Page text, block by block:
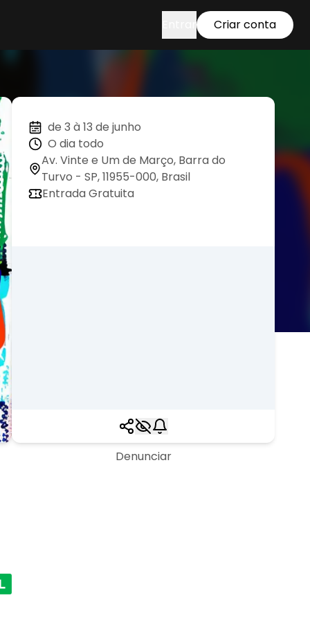
Criar conta
de 3 à 13 de junho
O dia todo
Av. Vinte e Um de Março, Barra do
Turvo - SP, 11955-000, Brasil
Entrada Gratuita
Denunciar